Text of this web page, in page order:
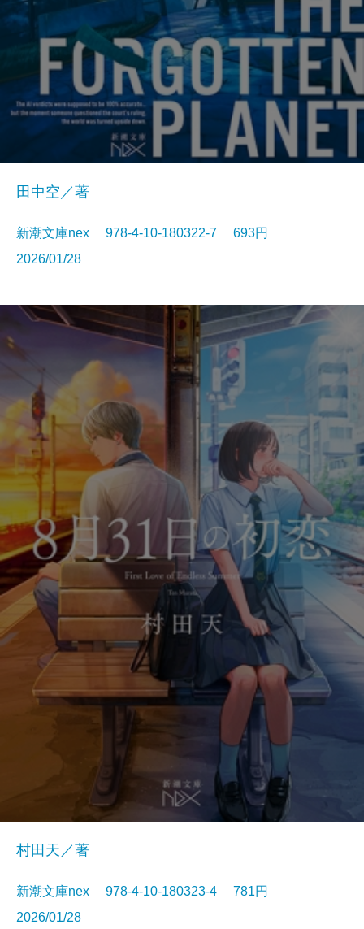
田中空／著
新潮文庫nex 978-4-10-180322-7 693円
2026/01/28
村田天／著
新潮文庫nex 978-4-10-180323-4 781円
2026/01/28